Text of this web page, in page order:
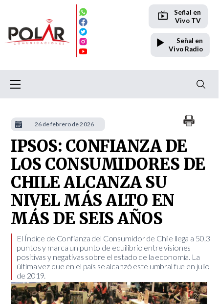
Señal en
Vivo TV
Señal en
Vivo Radio
IPSOS: CONFIANZA DE
LOS CONSUMIDORES DE
CHILE ALCANZA SU
NIVEL MÁS ALTO EN
MÁS DE SEIS AÑOS
​El Índice de Confianza del Consumidor de Chile llega a 50,3
puntos y marca un punto de equilibrio entre visiones
positivas y negativas sobre el estado de la economía. La
última vez que en el país se alcanzó este umbral fue en julio
de 2019.
26 de febrero de 2026